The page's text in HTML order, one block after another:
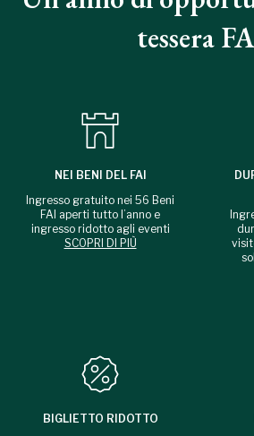
tessera
NEI BENI DEL FAI
Ingresso gratuito nei 56 Beni
FAI aperti tutto l’anno e
ingresso ridotto agli eventi
SCOPRI DI PIÙ
BIGLIETTO RIDOTTO